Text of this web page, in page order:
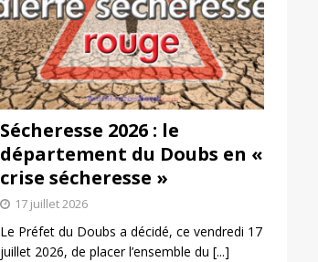
Sécheresse 2026 : le
département du Doubs en «
crise sécheresse »
17 juillet 2026
Le Préfet du Doubs a décidé, ce vendredi 17
juillet 2026, de placer l’ensemble du [...]